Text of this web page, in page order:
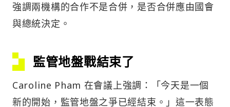
強調兩機構的合作不是合併，是否合併應由國會
與總統決定。
監管地盤戰結束了
Caroline Pham 在會議上強調：「今天是一個
新的開始，監管地盤之爭已經結束。」這一表態